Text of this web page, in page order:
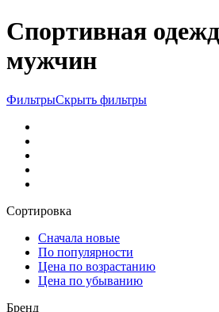
Спортивная
мужчин
ФильтрыСкрыть фильтры
Сортировка
Сначала новые
По популярности
Цена по возрастанию
Цена по убыванию
Бренд